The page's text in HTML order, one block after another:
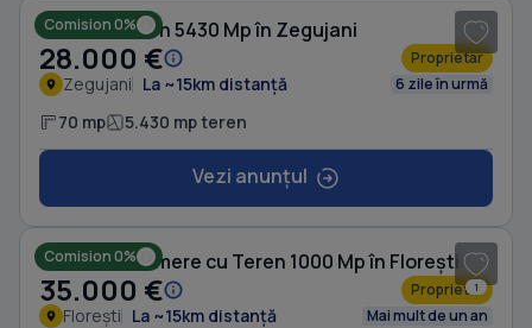
Comision 0%
Casă cu Teren 5430 Mp în Zegujani
28.000 € Proprietar
Zegujani La ~15km distanță 6 zile în urmă
70 mp 5.430 mp teren
Vezi anunțul
1
Comision 0%
Casă cu 2 camere cu Teren 1000 Mp în Florești
35.000 € Proprietar
Florești La ~15km distanță Mai mult de un an